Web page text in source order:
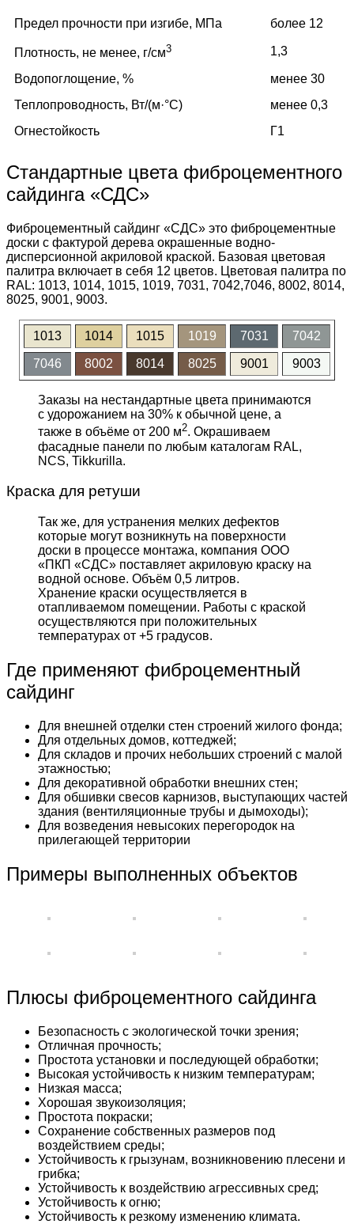
Предел прочности при изгибе, МПа более 12
Плотность, не менее, г/см3 1,3
Водопоглощение, %
менее 30
Теплопроводность, Вт/(м·°C)
менее 0,3
Огнестойкость
Г1
Стандартные цвета фиброцементного
сайдинга «СДС»
Фиброцементный сайдинг «СДС» это фиброцементные
доски с фактурой дерева окрашенные водно-
дисперсионной акриловой краской. Базовая цветовая
палитра включает в себя 12 цветов. Цветовая палитра по
RAL: 1013, 1014, 1015, 1019, 7031, 7042,7046, 8002, 8014,
8025, 9001, 9003.
1013 1014 1015 1019 7031 7042
7046 8002 8014 8025 9001 9003
Заказы на нестандартные цвета принимаются
с удорожанием на 30% к обычной цене, а
также в объёме от 200 м2. Окрашиваем
фасадные панели по любым каталогам RAL,
NCS, Tikkurilla.
Краска для ретуши
Так же, для устранения мелких дефектов
которые могут возникнуть на поверхности
доски в процессе монтажа, компания ООО
«ПКП «СДС» поставляет акриловую краску на
водной основе. Объём 0,5 литров.
Хранение краски осуществляется в
отапливаемом помещении. Работы с краской
осуществляются при положительных
температурах от +5 градусов.
Где применяют фиброцементный
сайдинг
Для внешней отделки стен строений жилого фонда;
Для отдельных домов, коттеджей;
Для складов и прочих небольших строений с малой
этажностью;
Для декоративной обработки внешних стен;
Для обшивки свесов карнизов, выступающих частей
здания (вентиляционные трубы и дымоходы);
Для возведения невысоких перегородок на
прилегающей территории
Примеры выполненных объектов
Плюсы фиброцементного сайдинга
Безопасность с экологической точки зрения;
Отличная прочность;
Простота установки и последующей обработки;
Высокая устойчивость к низким температурам;
Низкая масса;
Хорошая звукоизоляция;
Простота покраски;
Сохранение собственных размеров под
воздействием среды;
Устойчивость к грызунам, возникновению плесени и
грибка;
Устойчивость к воздействию агрессивных сред;
Устойчивость к огню;
Устойчивость к резкому изменению климата.